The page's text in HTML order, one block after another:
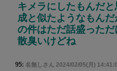
キメラにしたもんだ
成と似たようなもん
の件はただ話盛った
散臭いけどね
95: 名無しさん 2024/02/05(月)